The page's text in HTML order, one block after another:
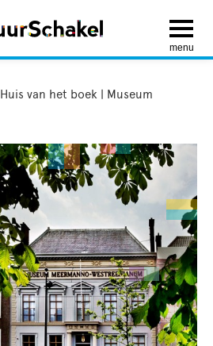
menu
Huis van het boek | Museum